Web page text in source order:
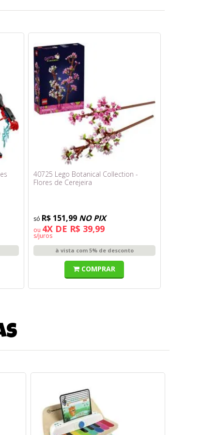
40725 Lego Botanical Collection -
Flores de Cerejeira
R$ 151,99 NO PIX
ou 4X DE R$ 39,99
s/juros
à vista com 5% de desconto
COMPRAR